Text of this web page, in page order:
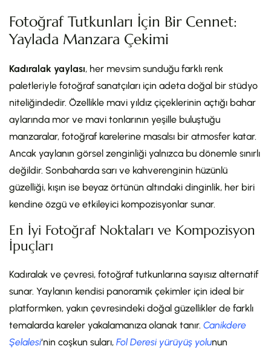
Fotoğraf Tutkunları İçin Bir Cennet:
Yaylada Manzara Çekimi
Kadıralak yaylası, her mevsim sunduğu farklı renk
paletleriyle fotoğraf sanatçıları için adeta doğal bir stüdyo
niteliğindedir. Özellikle mavi yıldız çiçeklerinin açtığı bahar
aylarında mor ve mavi tonlarının yeşille buluştuğu
manzaralar, fotoğraf karelerine masalsı bir atmosfer katar.
Ancak yaylanın görsel zenginliği yalnızca bu dönemle sınırlı
değildir. Sonbaharda sarı ve kahverenginin hüzünlü
güzelliği, kışın ise beyaz örtünün altındaki dinginlik, her biri
kendine özgü ve etkileyici kompozisyonlar sunar.
En İyi Fotoğraf Noktaları ve Kompozisyon
İpuçları
Kadıralak ve çevresi, fotoğraf tutkunlarına sayısız alternatif
sunar. Yaylanın kendisi panoramik çekimler için ideal bir
platformken, yakın çevresindeki doğal güzellikler de farklı
temalarda kareler yakalamanıza olanak tanır. Canikdere
Şelalesi‘nin coşkun suları, Fol Deresi yürüyüş yolunun